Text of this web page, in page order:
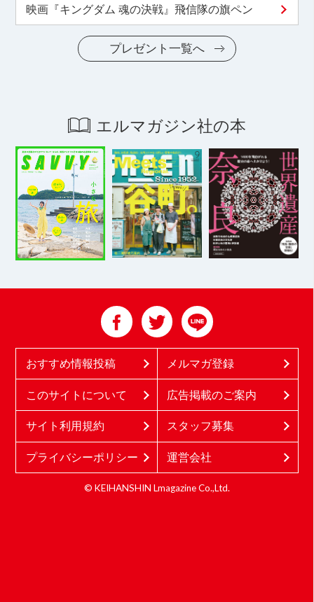
映画『キングダム 魂の決戦』飛信隊の旗ペン
プレゼント一覧へ
エルマガジン社の本
おすすめ情報投稿 メルマガ登録
このサイトについて 広告掲載のご案内
サイト利用規約 スタッフ募集
プライバシーポリシー 運営会社
© KEIHANSHIN Lmagazine Co.,Ltd.